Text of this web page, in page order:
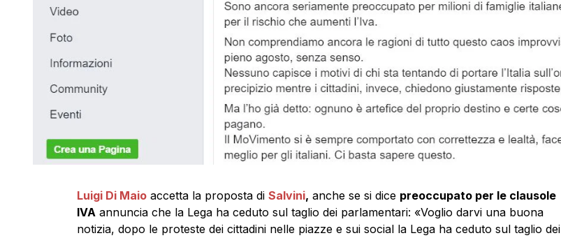
Luigi Di Maioaccetta la proposta di Salvini, anche se si dice preoccupato per le clausole
IVAannuncia che la Lega ha ceduto sul taglio dei parlamentari: «Voglio darvi una buona
notizia, dopo le proteste dei cittadini nelle piazze e sui social la Lega ha ceduto sul taglio dei